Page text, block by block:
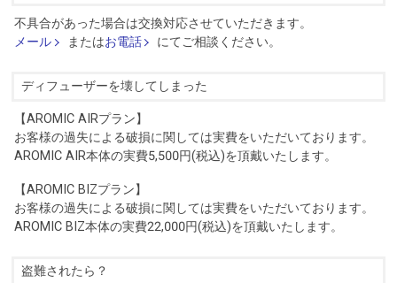
不具合があった場合は交換対応させていただきます。
メール
またはお電話 にてご相談ください。
ディフューザーを壊してしまった
【AROMIC AIRプラン】
お客様の過失による破損に関しては実費をいただいております。
AROMIC AIR本体の実費5,500円(税込)を頂戴いたします。
【AROMIC BIZプラン】
お客様の過失による破損に関しては実費をいただいております。
AROMIC BIZ本体の実費22,000円(税込)を頂戴いたします。
盗難されたら？